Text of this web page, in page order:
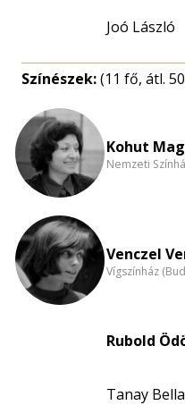
Joó László
Színészek:(11 fő, átl.
Kohut
Nemzeti
Venczel
Vígszínház
Rubold
Tanay